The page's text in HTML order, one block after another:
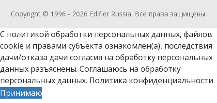
Copyright © 1996 - 2026 EdifierRussia. Все права защищены.
С политикой обработки персональных данных, файлов
cookie и правами субъекта ознакомлен(а), последствия
дачи/отказа дачи согласия на обработку персональных
данных разъяснены. Соглашаюсь на обработку
персональных данных. Политика конфиденциальности
Принимаю